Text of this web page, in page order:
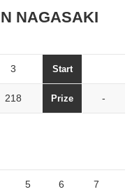
NAGASAKI
3 Start
218 Prize -
5 6 7